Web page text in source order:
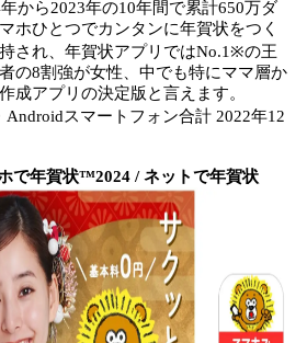
から2023年の10年間で累計650万ダ
ホひとつでカンタンに年賀状をつく
され、年賀状アプリではNo.1※の王
の8割強が女性、中でも特にママ層か
成アプリの決定版と言えます。
Androidスマートフォン合計 2022年12
で年賀状™2024 / ネットで年賀状